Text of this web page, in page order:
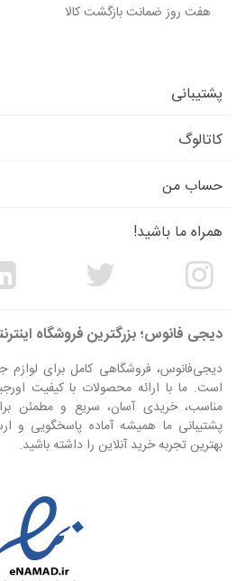
هفت روز ضمانت بازگشت کالا
پشتیبانی
کاتالوگ
حساب من
همراه ما باشید!
دیجی فانوس؛ بزرگترین فروشگاه
دیجی‌فانوس، فروشگاهی کامل برای لوازم
است. ما با ارائه محصولات با کیفیت
مناسب، خریدی آسان، سریع و مطمئن
پشتیبانی ما همیشه آماده پاسخگویی و
بهترین تجربه خرید آنلاین را داشته باشید.